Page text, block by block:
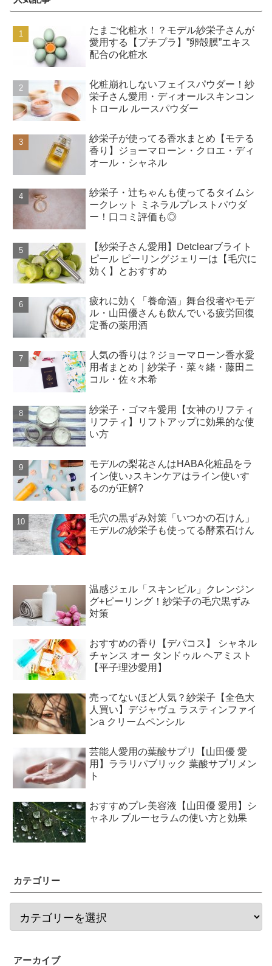
たまご化粧水！？モデル紗栄子さんが
愛用する【プチプラ】”卵殻膜”エキス
配合の化粧水
化粧崩れしないフェイスパウダー！紗
栄子さん愛用・ディオールスキンコン
トロール ルースパウダー
紗栄子が使ってる香水まとめ【モテる
香り】ジョーマローン・クロエ・ディ
オール・シャネル
紗栄子・辻ちゃんも使ってるタイムシ
ークレット ミネラルプレストパウダ
ー！口コミ評価も◎
【紗栄子さん愛用】Detclearブライト
ピール ピーリングジェリーは【毛穴に
効く】とおすすめ
疲れに効く「養命酒」舞台役者やモデ
ル・山田優さんも飲んでいる疲労回復
定番の薬用酒
人気の香りは？ジョーマローン香水愛
用者まとめ｜紗栄子・菜々緒・藤田ニ
コル・佐々木希
紗栄子・ゴマキ愛用【女神のリフティ
リフティ】リフトアップに効果的な使
い方
モデルの梨花さんはHABA化粧品をラ
イン使い♪スキンケアはライン使いす
るのが正解?
毛穴の黒ずみ対策「いつかの石けん」
モデルの紗栄子も使ってる酵素石けん
温感ジェル「スキンビル」クレンジン
グ+ピーリング！紗栄子の毛穴黒ずみ
対策
おすすめの香り【デパコス】 シャネル
チャンス オー タンドゥル ヘアミスト
【平子理沙愛用】
売ってないほど人気？紗栄子【全色大
人買い】デジャヴュ ラスティンファイ
ンa クリームペンシル
芸能人愛用の葉酸サプリ【山田優 愛
用】ララリパブリック 葉酸サプリメン
ト
おすすめプレ美容液【山田優 愛用】シ
ャネル ブルーセラムの使い方と効果
カテゴリー
アーカイブ